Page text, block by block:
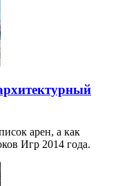
арен, а как
Игр 2014 года.